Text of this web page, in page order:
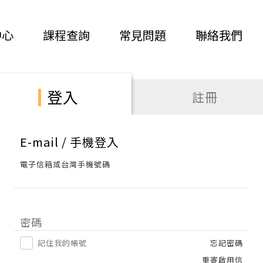
課程查詢 常見問題 聯絡我們
登入 註冊
E-mail / 手機登入
電子信箱或台灣手機號碼
密碼
記住我的帳號
忘記密碼
重寄啟用信